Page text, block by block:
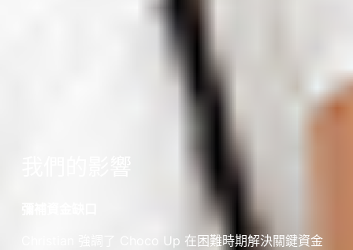
Christian 強調了 Choco Up 在困難時期解決關鍵資金